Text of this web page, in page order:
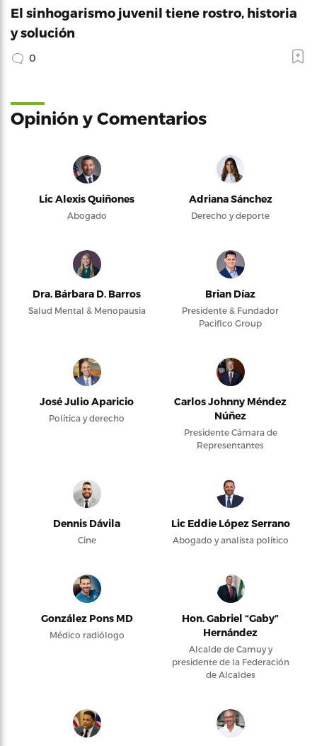
El sinhogarismo juvenil tiene rostro, historia
y solución
0
Opinión y Comentarios
Lic Alexis Quiñones
Abogado
Adriana Sánchez
Derecho y deporte
Dra. Bárbara D. Barros
Salud Mental & Menopausia
Brian Díaz
Presidente & Fundador
Pacifico Group
José Julio Aparicio
Política y derecho
Carlos Johnny Méndez
Núñez
Presidente Cámara de
Representantes
Dennis Dávila
Cine
Lic Eddie López Serrano
Abogado y analista político
González Pons MD
Médico radiólogo
Hon. Gabriel “Gaby”
Hernández
Alcalde de Camuy y
presidente de la Federación
de Alcaldes